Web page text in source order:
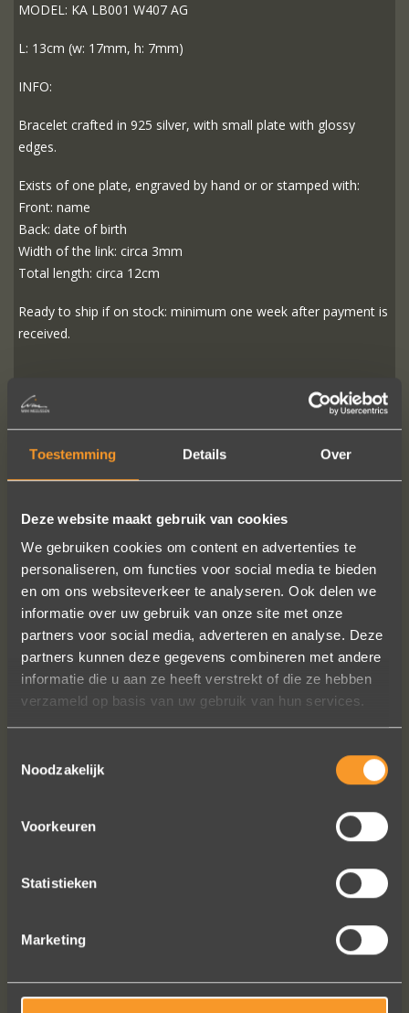
Toestemming Details Over
Deze website maakt gebruik van cookies
We gebruiken cookies om content en advertenties te
personaliseren, om functies voor social media te bieden
en om ons websiteverkeer te analyseren. Ook delen we
informatie over uw gebruik van onze site met onze
partners voor social media, adverteren en analyse. Deze
partners kunnen deze gegevens combineren met andere
informatie die u aan ze heeft verstrekt of die ze hebben
verzameld op basis van uw gebruik van hun services.
Noodzakelijk
Voorkeuren
Statistieken
Marketing
MODEL: KA LB001 W407 AG
L: 13cm (w: 17mm, h: 7mm)
INFO:
Bracelet crafted in 925 silver, with small plate with glossy
edges.
Exists of one plate, engraved by hand or or stamped with:
Front: name
Back: date of birth
Width of the link: circa 3mm
Total length: circa 12cm
Ready to ship if on stock: minimum one week after payment is
received.
PRICE:
Bracelet: € 85,-
With engraving: € 110,-
READ MORE ORDER?
FOLLOW US ON SOCIAL MEDIA
Eric Marfort